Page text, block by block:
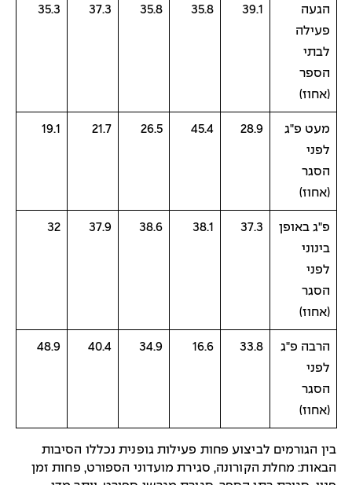
הגעה
פעילה
לבתי
הספר
(אחוז)
39.1
35.8
35.8
37.3
35.3
מעט פ"ג
לפני
הסגר
(אחוז)
28.9
45.4
26.5
21.7
19.1
פ"ג באופן
בינוני
לפני
הסגר
(אחוז)
37.3
38.1
38.6
37.9
32
הרבה פ"ג
לפני
הסגר
(אחוז)
33.8
16.6
34.9
40.4
48.9
בין הגורמים לביצוע פחות פעילות גופנית נכללו הסיבות
הבאות: מחלת הקורונה, סגירת מועדוני הספורט, פחות זמן